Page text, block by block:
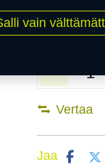
Vertaa
Jaa
vain